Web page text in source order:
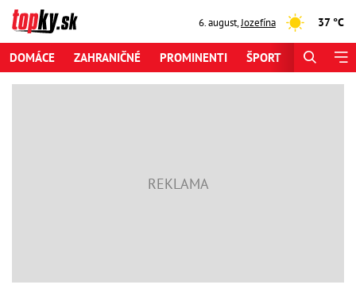
6. august,Jozefína 37 °C
DOMÁCE ZAHRANIČNÉ PROMINENTI ŠPORT